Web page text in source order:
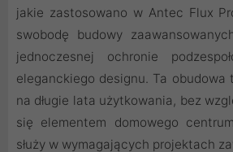
jakie zastosowano w Antec Flux
swobodę budowy
jednoczesnej ochronie
eleganckiego designu. Ta obudowa
na długie lata użytkowania, bez
się elementem domowego
służy w wymagających projektach